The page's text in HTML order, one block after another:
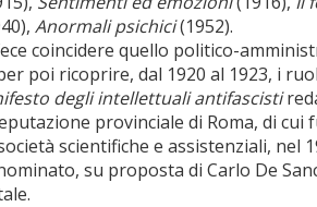
Anormali psichici(1952).
coincidere quello politico-
poi ricoprire, dal 1920 al 1923, i
degli intellettuali antifascisti
provinciale di Roma, di cui
scientifiche e assistenziali, nel
su proposta di Carlo De